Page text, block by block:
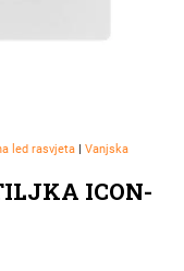
led rasvjeta| Vanjska
ICON-